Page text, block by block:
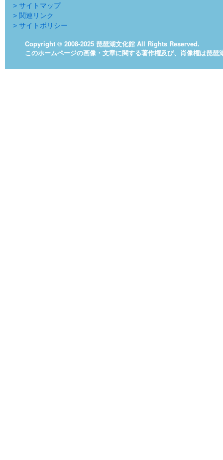
> サイトマップ
> 関連リンク
> サイトポリシー
Copyright © 2008-2025 琵琶湖文化館 All Rights Reserved.
このホームページの画像・文章に関する著作権及び、肖像権は琵